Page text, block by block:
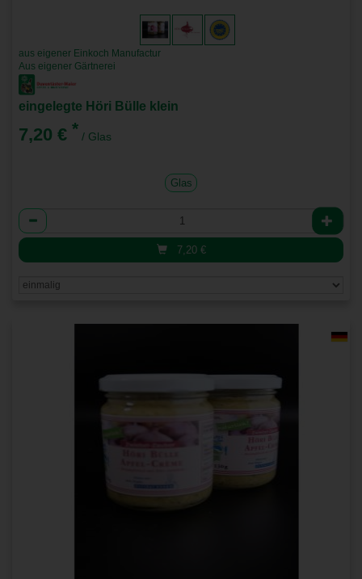
aus eigener Einkoch Manufactur
Aus eigener Gärtnerei
eingelegte Höri Bülle klein
7,20 € * / Glas
Glas
Anzahl
7,20 €